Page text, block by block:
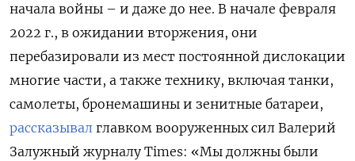
начала войны – и даже до нее. В начале февраля
2022 г., в ожидании вторжения, они
перебазировали из мест постоянной дислокации
многие части, а также технику, включая танки,
самолеты, бронемашины и зенитные батареи,
рассказывал главком вооруженных сил Валерий
Залужный журналу Times: «Мы должны были